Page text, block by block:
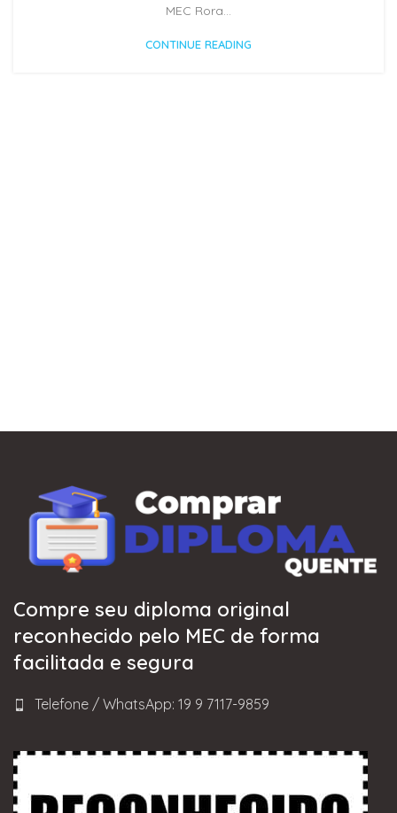
MEC Rora...
CONTINUE READING
Compre seu diploma original
reconhecido pelo MEC de forma
facilitada e segura
Telefone / WhatsApp: 19 9 7117-9859